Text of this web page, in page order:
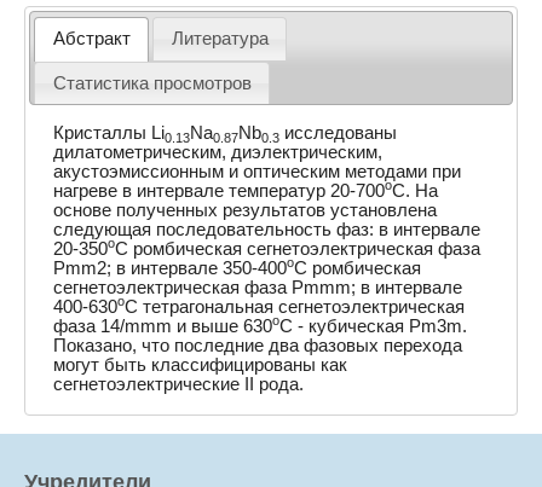
Абстракт Литература
Статистика просмотров
Кристаллы Li0.13Na0.87Nb0.3 исследованы
дилатометрическим, диэлектрическим,
акустоэмиссионным и оптическим методами при
нагреве в интервале температур 20-700oC. На
основе полученных результатов установлена
следующая последовательность фаз: в интервале
20-350oC ромбическая сегнетоэлектрическая фаза
Pmm2; в интервале 350-400oC ромбическая
сегнетоэлектрическая фаза Pmmm; в интервале
400-630oC тетрагональная сегнетоэлектрическая
фаза 14/mmm и выше 630oC - кубическая Pm3m.
Показано, что последние два фазовых перехода
могут быть классифицированы как
сегнетоэлектрические II рода.